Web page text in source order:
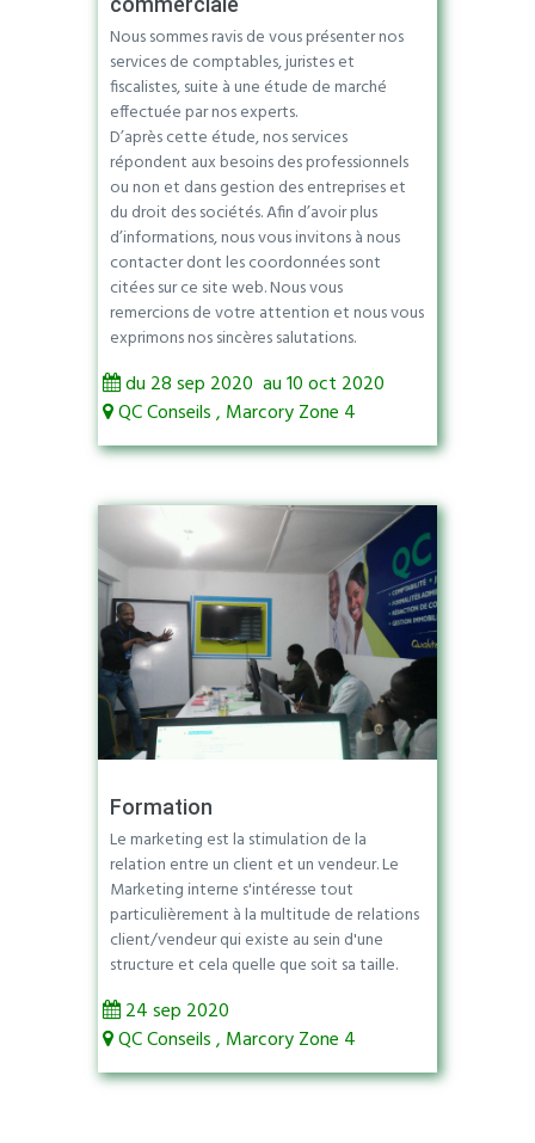
Nous sommes ravis de vous présenter nos
services de comptables, juristes et
fiscalistes, suite à une étude de marché
effectuée par nos experts.
D’après cette étude, nos services
répondent aux besoins des professionnels
ou non et dans gestion des entreprises et
du droit des sociétés. Afin d’avoir plus
d’informations, nous vous invitons à nous
contacter dont les coordonnées sont
citées sur ce site web. Nous vous
remercions de votre attention et nous vous
exprimons nos sincères salutations.
du 28 sep 2020 au 10 oct 2020
QC Conseils , Marcory Zone 4
Formation
Le marketing est la stimulation de la
relation entre un client et un vendeur. Le
Marketing interne s'intéresse tout
particulièrement à la multitude de relations
client/vendeur qui existe au sein d'une
structure et cela quelle que soit sa taille.
24 sep 2020
QC Conseils , Marcory Zone 4